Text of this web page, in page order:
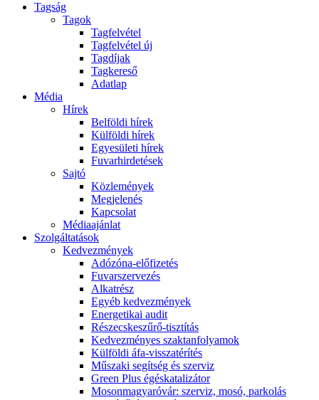
Tagság
Tagok
Tagfelvétel
Tagfelvétel új
Tagdíjak
Tagkereső
Adatlap
Média
Hírek
Belföldi hírek
Külföldi hírek
Egyesületi hírek
Fuvarhirdetések
Sajtó
Közlemények
Megjelenés
Kapcsolat
Médiaajánlat
Szolgáltatások
Kedvezmények
Adózóna-előfizetés
Fuvarszervezés
Alkatrész
Egyéb kedvezmények
Energetikai audit
Részecskeszűrő-tisztítás
Kedvezményes szaktanfolyamok
Külföldi áfa-visszatérítés
Műszaki segítség és szerviz
Green Plus égéskatalizátor
Mosonmagyaróvár: szerviz, mosó, parkolás